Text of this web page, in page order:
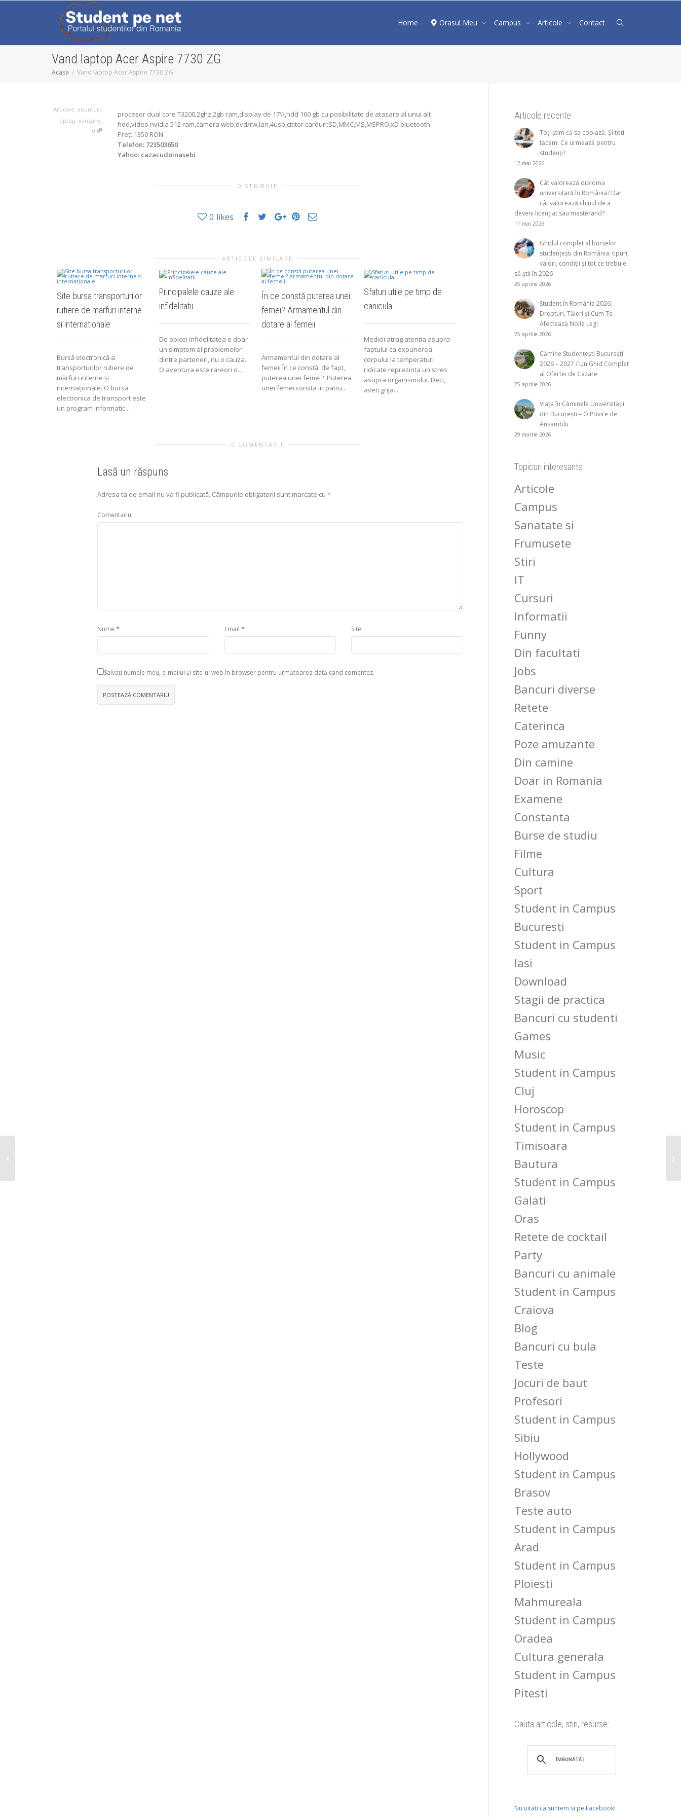
Home Orasul Meu Campus Articole Contact
Vand laptop Acer Aspire 7730 ZG
Acasa Vand laptop Acer Aspire 7730 ZG
Articole, anunturi,
laptop, vanzare,
0
procesor dual core T3200,2ghz,2gb ram,display de 17\\,hdd 160 gb cu posibilitate de atasare al unui alt
hdd,video nvidia 512 ram,camera web,dvd/rw,lan,4usb,cititor carduri:SD,MMC,MS,MSPRO,xD bluetooth
Preţ: 1350 RON
Telefon: 723503650
Yahoo: cazacudoinasebi
DISTRIBUIE
0 likes
ARTICOLE SIMILARE
Site bursa transporturilor
rutiere de marfuri interne
si internationale
Bursă electronică a
transporturilor rutiere de
mărfuri interne şi
internaţionale. O bursa
electronica de transport este
un program informatic...
Principalele cauze ale
infidelitatii
De obicei infidelitatea e doar
un simptom al problemelor
dintre parteneri, nu o cauza.
O aventura este rareori o...
În ce constă puterea unei
femei? Armamentul din
dotare al femeii
Armamentul din dotare al
femeii În ce constă, de fapt,
puterea unei femei? Puterea
unei femei consta in patru...
Sfaturi utile pe timp de
canicula
Medicii atrag atentia asupra
faptului ca expunerea
corpului la temperaturi
ridicate reprezinta un stres
asupra organismului. Deci,
aveti grija...
neobisnuit de prietenosi cu
actiunile pe care acestia le...
1994, motor 1600cmc
benzina , consum 7% oras
Vand masina in 1000 de euro
Opel Astra F-CC fab 1994,
motor 1600cmc benzina ,
0 COMENTARII
Lasă un răspuns
Adresa ta de email nu va fi publicată. Câmpurile obligatorii sunt marcate cu *
Comentariu
Nume * Email * Site
Salvați numele meu, e-mailul și site-ul web în browser pentru următoarea dată cand comentez.
Articole recente
Toți știm că se copiază. Și toți
tăcem. Ce urmează pentru
studenți?
12 mai 2026
Cât valorează diploma
universitară în România? Dar
cât valorează chinul de a
deveni licențiat sau masterand?
11 mai 2026
Ghidul complet al burselor
studențești din România: tipuri,
valori, condiții și tot ce trebuie
să știi în 2026
25 aprilie 2026
Student în România 2026:
Drepturi, Tăieri și Cum Te
Afectează Noile Legi
25 aprilie 2026
Cămine Studențești București
2026 – 2027 / Un Ghid Complet
al Ofertei de Cazare
25 aprilie 2026
Viața în Căminele Universității
din București – O Privire de
Ansamblu
29 martie 2026
Topicuri interesante
Articole
Campus
Sanatate si
Frumusete
Stiri
IT
Cursuri
Informatii
Funny
Din facultati
Jobs
Bancuri diverse
Retete
Caterinca
Poze amuzante
Din camine
Doar in Romania
Examene
Constanta
Burse de studiu
Filme
Cultura
Sport
Student in Campus
Bucuresti
Student in Campus
Iasi
Download
Stagii de practica
Bancuri cu studenti
Games
Music
Student in Campus
Cluj
Horoscop
Student in Campus
Timisoara
Bautura
Student in Campus
Galati
Oras
Retete de cocktail
Party
Bancuri cu animale
Student in Campus
Craiova
Blog
Bancuri cu bula
Teste
Jocuri de baut
Profesori
Student in Campus
Sibiu
Hollywood
Student in Campus
Brasov
Teste auto
Student in Campus
Arad
Student in Campus
Ploiesti
Mahmureala
Student in Campus
Oradea
Cultura generala
Student in Campus
Pitesti
Cauta articole, stiri, resurse:
Nu uitati ca suntem si pe Facebook!